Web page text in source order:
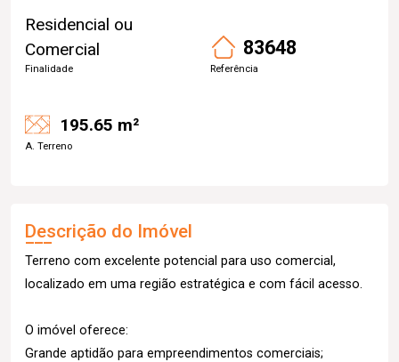
Residencial ou
Comercial
Finalidade
83648
Referência
195.65 m²
A. Terreno
Descrição do Imóvel
Terreno com excelente potencial para uso comercial,
localizado em uma região estratégica e com fácil acesso.
O imóvel oferece:
Grande aptidão para empreendimentos comerciais;